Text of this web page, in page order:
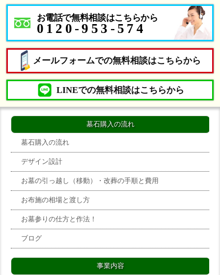
お電話で無料相談はこちらから
0120-953-574
メールフォームでの無料相談はこちらから
LINEでの無料相談はこちらから
墓石購入の流れ
墓石購入の流れ
デザイン設計
お墓の引っ越し（移動）・改葬の手順と費用
お布施の相場と渡し方
お墓参りの仕方と作法！
ブログ
事業内容